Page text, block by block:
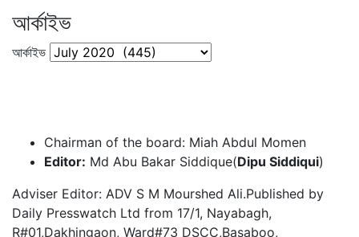
আর্কাইভ
আর্কাইভ
Chairman of the board: Miah Abdul Momen
Editor: Md Abu Bakar Siddique(Dipu Siddiqui)
Adviser Editor: ADV S M Mourshed Ali.Published by
Daily Presswatch Ltd from 17/1, Nayabagh,
R#01,Dakhingaon, Ward#73 DSCC,Basaboo,